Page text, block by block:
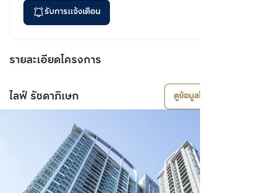
รับการแจ้งเตือน
รายละเอียดโครงการ
ไลฟ์ รัชดาภิเษก ดูข้อมูลโครงการ